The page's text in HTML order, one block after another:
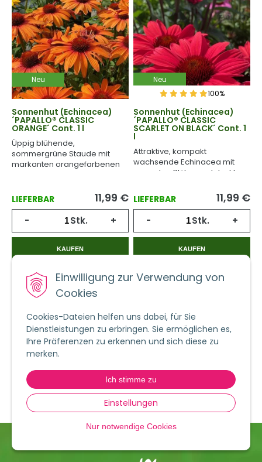
Einwilligung zur Verwendung von
Cookies
Cookies-Dateien helfen uns dabei, für Sie
Dienstleistungen zu erbringen. Sie ermöglichen es,
Ihre Präferenzen zu erkennen und sich diese zu
merken.
Ich stimme zu
Einstellungen
Nur notwendige Cookies
Neu
Sonnenhut (Echinacea)
´PAPALLO® CLASSIC
ORANGE´ Cont. 1 l
Üppig blühende,
sommergrüne Staude mit
markanten orangefarbenen
LIEFERBAR 11,99 €
- Stk. +
KAUFEN
Neu
100%
Sonnenhut (Echinacea)
´PAPALLO® CLASSIC
SCARLET ON BLACK´ Cont. 1
l
Attraktive, kompakt
wachsende Echinacea mit
rosaroten Blüten und dunklen
LIEFERBAR 11,99 €
- Stk. +
KAUFEN
Mehr Produkte
Produkte:
656| Aktuelle Seite: